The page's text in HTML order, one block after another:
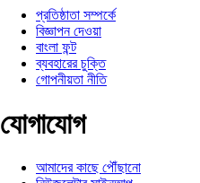
প্রতিষ্ঠাতা সম্পর্কে
বিজ্ঞাপন দেওয়া
বাংলা ফন্ট
ব্যবহারের চুক্তি
গোপনীয়তা নীতি
যোগাযোগ
আমাদের কাছে পৌঁছানো